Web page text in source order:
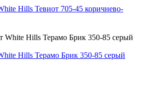
Hills Тевиот 705-45 коричнево-
Hills Терамо Брик 350-85 серый